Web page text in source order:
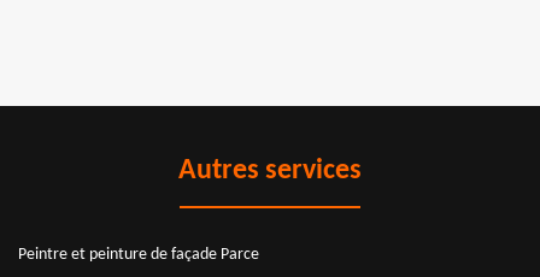
Autres services
Peintre et peinture de façade Parce